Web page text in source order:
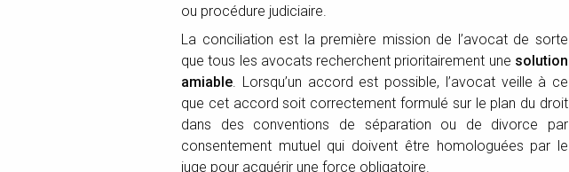
ou procédure judiciaire.
La conciliation est la première mission de l’avocat de sorte
que tous les avocats recherchent prioritairement une solution
amiable. Lorsqu’un accord est possible, l’avocat veille à ce
que cet accord soit correctement formulé sur le plan du droit
dans des conventions de séparation ou de divorce par
consentement mutuel qui doivent être homologuées par le
juge pour acquérir une force obligatoire.